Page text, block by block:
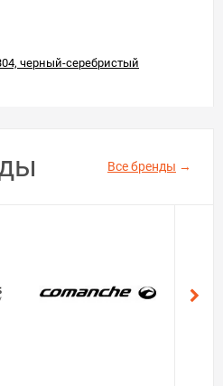
черный-серебристый
Все бренды →